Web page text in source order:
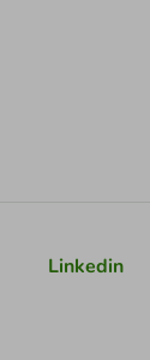
Linkedin